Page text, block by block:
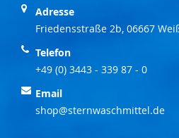
Adresse
Friedensstraße 2b, 06667
Telefon
+49 (0) 3443 - 339 87 - 0
Email
shop@sternwaschmittel.de